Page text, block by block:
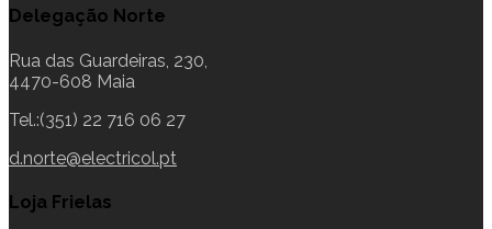
Delegação Norte
Rua das Guardeiras, 230,
4470-608 Maia
Tel.:(351) 22 716 06 27
d.norte@electricol.pt
Loja Frielas